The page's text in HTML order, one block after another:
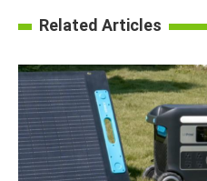
Related Articles